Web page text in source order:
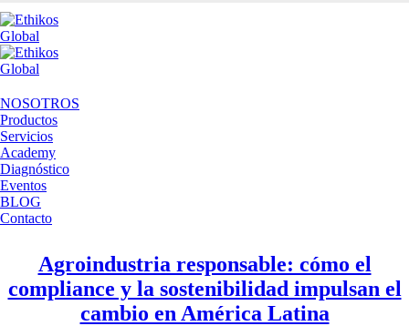
NOSOTROS
Productos
Servicios
Academy
Diagnóstico
Eventos
BLOG
Contacto
Agroindustria responsable: cómo el
compliance y la sostenibilidad impulsan el
cambio en América Latina